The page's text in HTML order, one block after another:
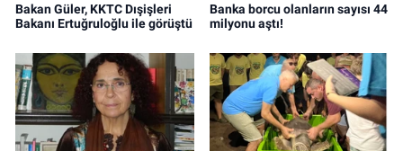
Bakan Güler, KKTC Dışişleri
Bakanı Ertuğruloğlu ile görüştü
Banka borcu olanların sayısı 44
milyonu aştı!